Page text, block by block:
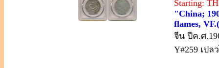
Starting:
"China;
flames,
จีน ปีค.ศ
Y#259 เปล